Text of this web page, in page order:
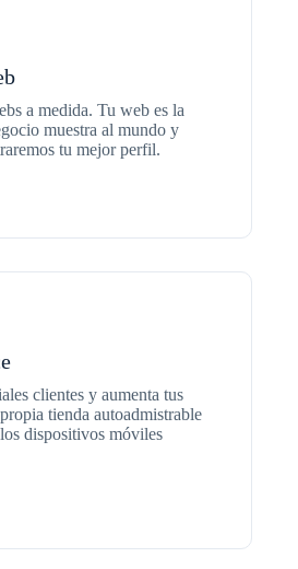
a medida. Tu web es la
muestra al mundo y
tu mejor perfil.
clientes y aumenta tus
tienda autoadmistrable
dispositivos móviles